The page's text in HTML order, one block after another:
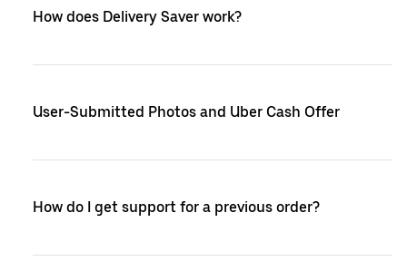
How does Delivery Saver work?
User-Submitted Photos and Uber Cash Offer
How do I get support for a previous order?